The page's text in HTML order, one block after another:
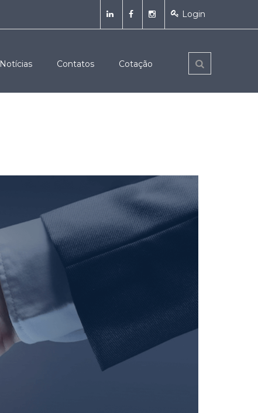
Login
Notícias Contatos Cotação